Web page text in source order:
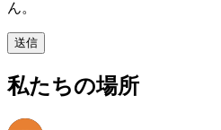
ん。
送信
私たちの場所